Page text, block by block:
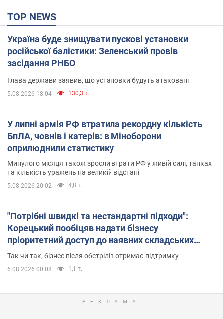
TOP NEWS
Україна буде знищувати пускові установки
російської балістики: Зеленський провів
засідання РНБО
Глава держави заявив, що установки будуть атаковані
5.08.2026 18:04 130,3 т.
У липні армія РФ втратила рекордну кількість
БпЛА, човнів і катерів: в Міноборони
оприлюднили статистику
Минулого місяця також зросли втрати РФ у живій силі, танках
та кількість уражень на великій відстані
5.08.2026 20:02 4,8 т.
"Потрібні швидкі та нестандартні підходи":
Корецький пообіцяв надати бізнесу
пріоритетний доступ до наявних складських
приміщень
Так чи так, бізнес після обстрілів отримає підтримку
6.08.2026 00:08 1,1 т.